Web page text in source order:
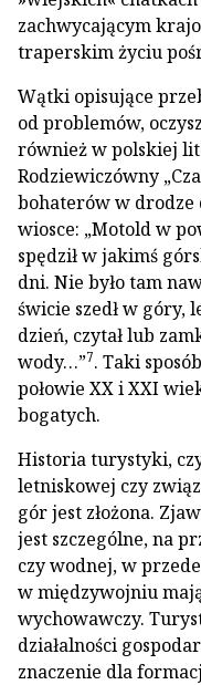
zachwycającym
traperskim życiu
Wątki opisujące
od problemów,
również w polskiej
Rodziewiczówny
bohaterów w drodze
wiosce: „Motold w
spędził w jakimś
dni. Nie było tam
świcie szedł w góry,
dzień, czytał lub
wody…”7. Taki
połowie XX i XXI
bogatych.
Historia turystyki,
letniskowej czy
gór jest złożona.
jest szczególne, na
czy wodnej, w
w międzywojniu
wychowawczy.
działalności
znaczenie dla